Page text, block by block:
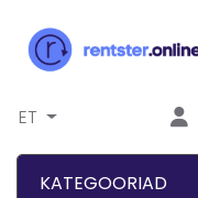
ET
KATEGOORIAD